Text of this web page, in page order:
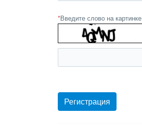
*Введите слово на картинке